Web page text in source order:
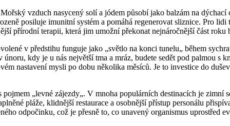
vzduch nasycený solí a jódem působí jako balzám na dýchací
posiluje imunitní systém a pomáhá regenerovat sliznice. Pro
přírodní terapii, která jim umožní překonat nejnáročnější část roku
v předstihu funguje jako „světlo na konci tunelu„ během
kdy je u nás největší tma a mráz, budete sedět pod palmou s
nastavení mysli po dobu několika měsíců. Je to investice do
„levné zájezdy„. V mnoha populárních destinacích je zimní
pláže, klidnější restaurace a osobnější přístup personálu
odpočinku, což je přesně to, co unavený organismus uprostřed